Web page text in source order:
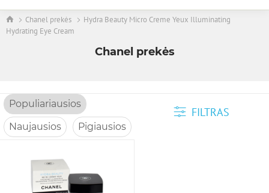
Chanel prekės
Hydra Beauty Micro Creme Yeux Illuminating
Hydrating Eye Cream
Chanel prekės
Populiariausios
Naujausios
Pigiausios
FILTRAS